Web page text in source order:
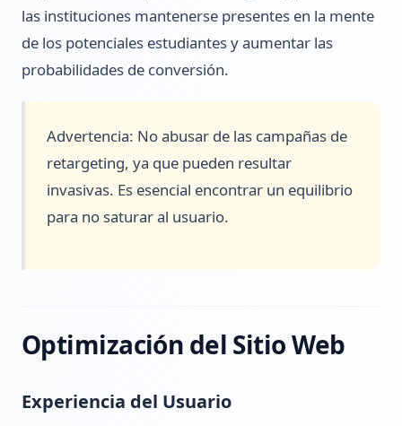
las instituciones mantenerse presentes en la mente
de los potenciales estudiantes y aumentar las
probabilidades de conversión.
Advertencia: No abusar de las campañas de
retargeting, ya que pueden resultar
invasivas. Es esencial encontrar un equilibrio
para no saturar al usuario.
Optimización del Sitio Web
Experiencia del Usuario